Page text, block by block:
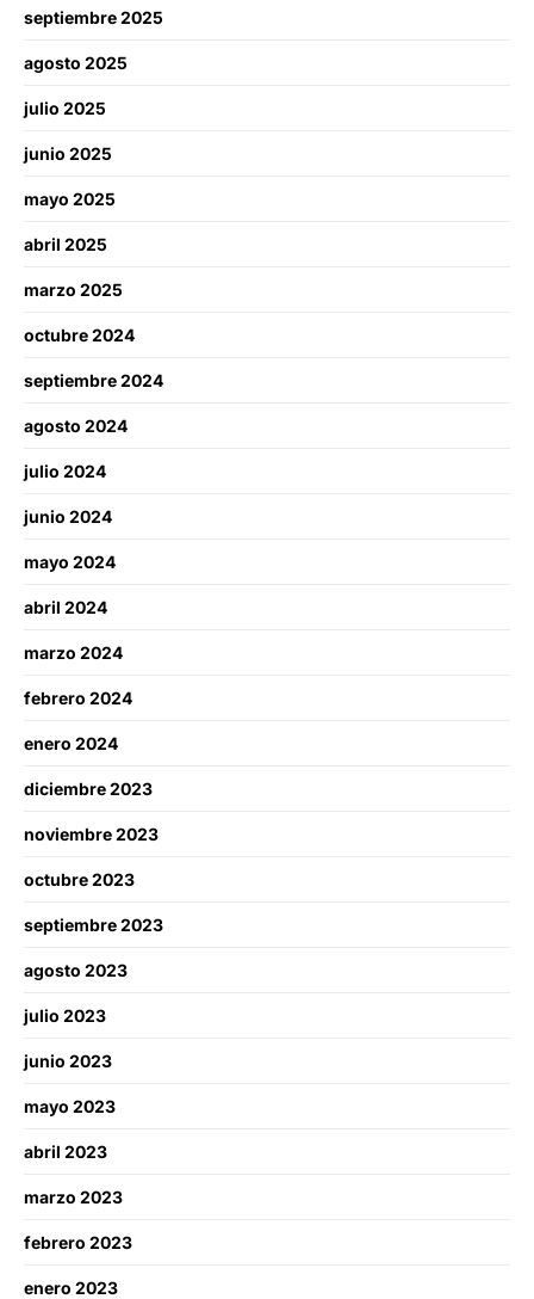
septiembre 2025
agosto 2025
julio 2025
junio 2025
mayo 2025
abril 2025
marzo 2025
octubre 2024
septiembre 2024
agosto 2024
julio 2024
junio 2024
mayo 2024
abril 2024
marzo 2024
febrero 2024
enero 2024
diciembre 2023
noviembre 2023
octubre 2023
septiembre 2023
agosto 2023
julio 2023
junio 2023
mayo 2023
abril 2023
marzo 2023
febrero 2023
enero 2023